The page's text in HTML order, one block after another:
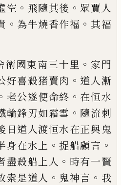
空 。 飛隨其後 。 眾賈人
。 為牛燒香作福 。其福
衛國東南三十里 。 家門
好喜殺猪賣肉 。 道人漸
。 老公遂便命終 。 在恒水
輪鋒刃如霜雪 。 隨流刺
日道人渡恒水在正與鬼
身在水上 。 捉船顧言 。
盡殺船上人 。 時有一賢
索是道人 。 鬼神言 。 我